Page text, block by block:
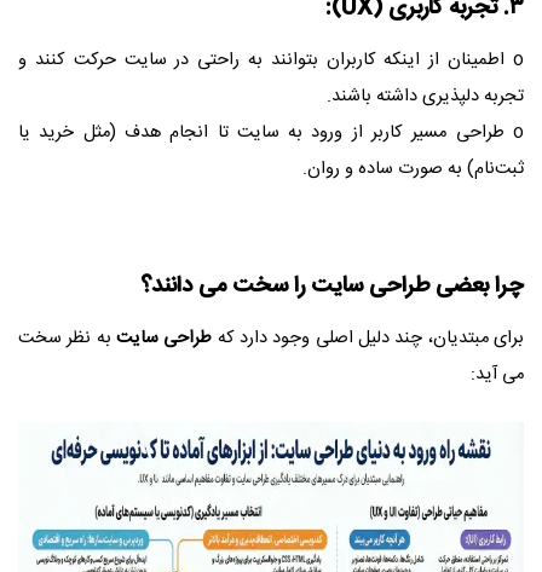
۳. تجربه کاربری (UX):
o اطمینان از اینکه کاربران بتوانند به راحتی در سایت حرکت کنند و
تجربه دلپذیری داشته باشند.
o طراحی مسیر کاربر از ورود به سایت تا انجام هدف (مثل خرید یا
ثبت‌نام) به صورت ساده و روان.
چرا بعضیطراحی سایترا سخت می‌ دانند؟
برای مبتدیان، چند دلیل اصلی وجود دارد که طراحی سایت به نظر سخت
می‌ آید: